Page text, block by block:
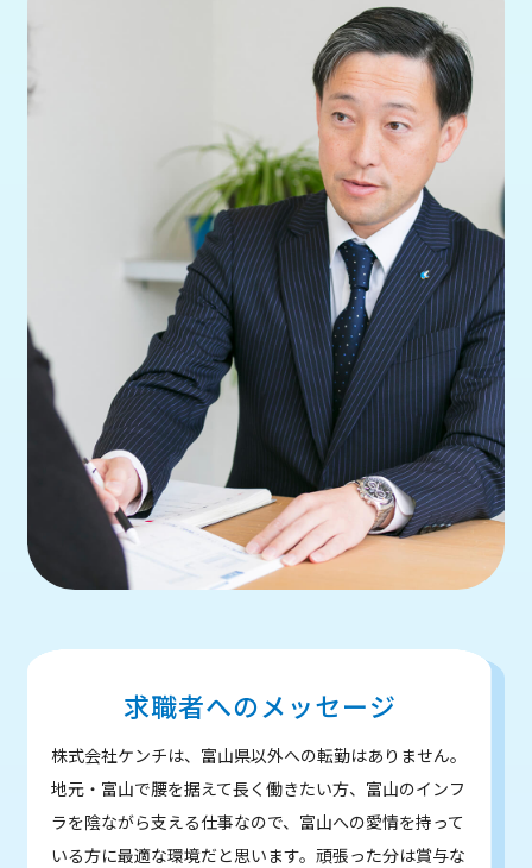
求職者へのメッセージ
株式会社ケンチは、富山県以外への転勤はありません。
地元・富山で腰を据えて長く働きたい方、富山のインフ
ラを陰ながら支える仕事なので、富山への愛情を持って
いる方に最適な環境だと思います。頑張った分は賞与な